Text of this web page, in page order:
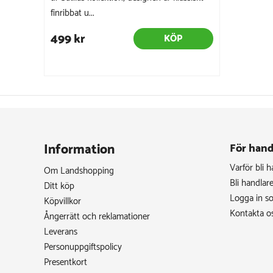
finribbat u...
499 kr KÖP
Information
Om Landshopping
Ditt köp
Köpvillkor
Ångerrätt och reklamationer
Leverans
Personuppgiftspolicy
Presentkort
För
Varför bli
Bli handlare
Logga in
Kontakta